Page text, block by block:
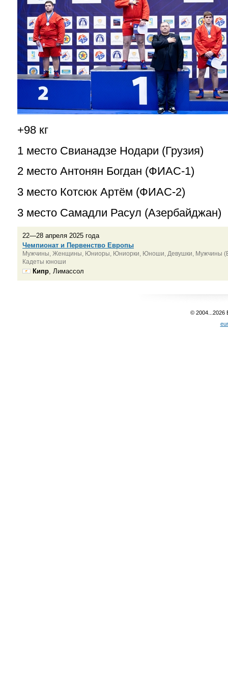
+98 кг
1 место Свианадзе Нодари (Грузия)
2 место Антонян Богдан (ФИАС-1)
3 место Котсюк Артём (ФИАС-2)
3 место Самадли Расул (Азербайджан)
22—28 апреля 2025 года
Чемпионат и Первенство Европы
Мужчины, Женщины, Юниоры, Юниорки, Юноши, Девушки, Мужчины
Кадеты юноши
Кипр , Лимассол
© 2004...2026